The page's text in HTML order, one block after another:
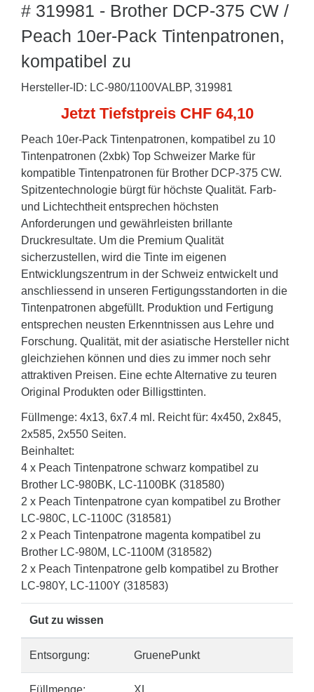
# 319981 - Brother DCP-375 CW /
Peach 10er-Pack Tintenpatronen,
kompatibel zu
Hersteller-ID: LC-980/1100VALBP, 319981
Jetzt Tiefstpreis CHF 64,10
Peach 10er-Pack Tintenpatronen, kompatibel zu 10
Tintenpatronen (2xbk) Top Schweizer Marke für
kompatible Tintenpatronen für Brother DCP-375 CW.
Spitzentechnologie bürgt für höchste Qualität. Farb-
und Lichtechtheit entsprechen höchsten
Anforderungen und gewährleisten brillante
Druckresultate. Um die Premium Qualität
sicherzustellen, wird die Tinte im eigenen
Entwicklungszentrum in der Schweiz entwickelt und
anschliessend in unseren Fertigungsstandorten in die
Tintenpatronen abgefüllt. Produktion und Fertigung
entsprechen neusten Erkenntnissen aus Lehre und
Forschung. Qualität, mit der asiatische Hersteller nicht
gleichziehen können und dies zu immer noch sehr
attraktiven Preisen. Eine echte Alternative zu teuren
Original Produkten oder Billigsttinten.
Füllmenge: 4x13, 6x7.4 ml. Reicht für: 4x450, 2x845,
2x585, 2x550 Seiten.
Beinhaltet:
4 x Peach Tintenpatrone schwarz kompatibel zu
Brother LC-980BK, LC-1100BK (318580)
2 x Peach Tintenpatrone cyan kompatibel zu Brother
LC-980C, LC-1100C (318581)
2 x Peach Tintenpatrone magenta kompatibel zu
Brother LC-980M, LC-1100M (318582)
2 x Peach Tintenpatrone gelb kompatibel zu Brother
LC-980Y, LC-1100Y (318583)
Gut zu wissen
Entsorgung: GruenePunkt
Füllmenge: XL